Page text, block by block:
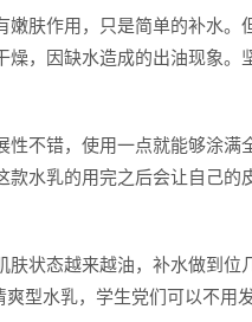
嫩肤作用，只是简单的补水
燥，因缺水造成的出油现象
性不错，使用一点就能够涂满
款水乳的用完之后会让自己
肤状态越来越油，补水做到
型水乳，学生党们可以不用发